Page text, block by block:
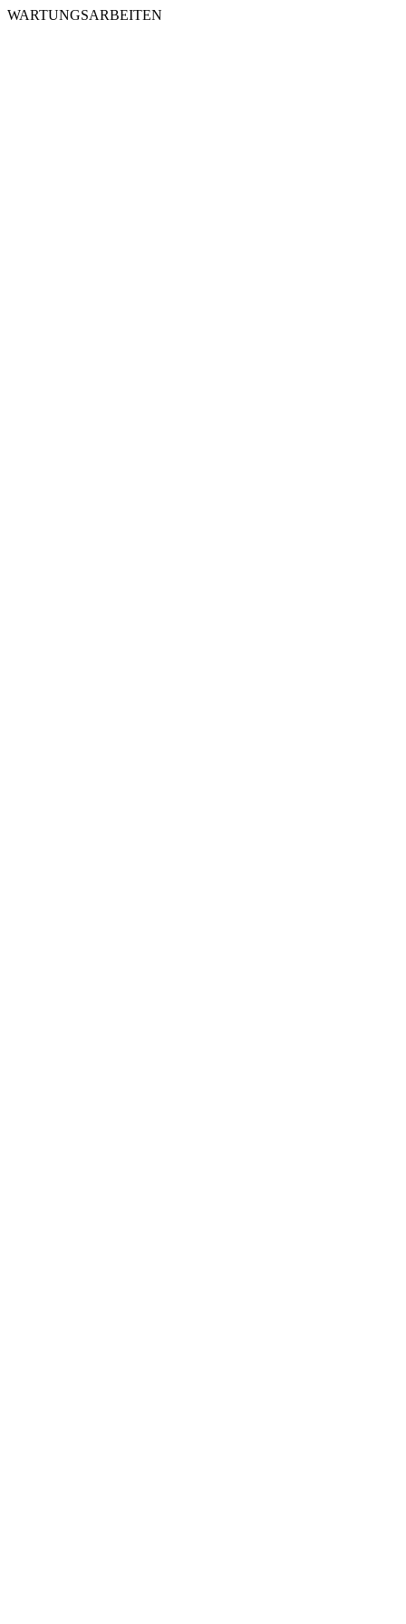
WARTUNGSARBEITEN